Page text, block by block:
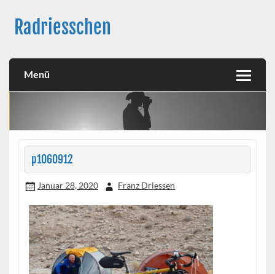
contentRadriesschen
Menü
p1060912
Januar 28, 2020 Franz Driessen